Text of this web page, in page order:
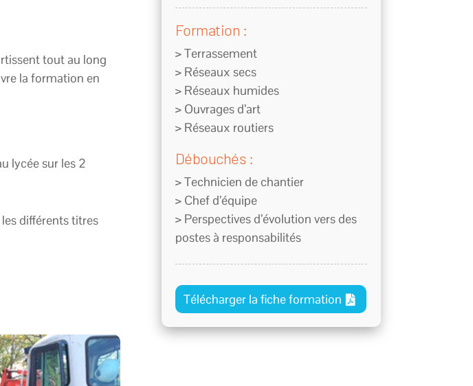
tout au long
la formation en
lycée sur les 2
différents titres
Formation :
> Terrassement
> Réseaux secs
> Réseaux humides
> Ouvrages d’art
> Réseaux routiers
Débouchés :
> Technicien de chantier
> Chef d’équipe
> Perspectives d’évolution vers des
postes à responsabilités
Télécharger la fiche formation